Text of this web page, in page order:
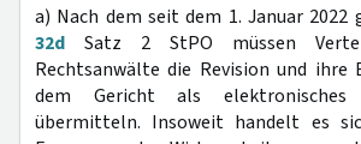
a) Nach dem seit dem 1. Januar 2022
32d Satz 2 StPO müssen
Rechtsanwälte die Revision und ihre
dem Gericht als elektronisches
übermitteln. Insoweit handelt es